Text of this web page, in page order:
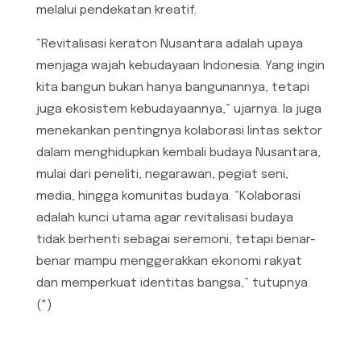
melalui pendekatan kreatif.
“Revitalisasi keraton Nusantara adalah upaya
menjaga wajah kebudayaan Indonesia. Yang ingin
kita bangun bukan hanya bangunannya, tetapi
juga ekosistem kebudayaannya,” ujarnya. Ia juga
menekankan pentingnya kolaborasi lintas sektor
dalam menghidupkan kembali budaya Nusantara,
mulai dari peneliti, negarawan, pegiat seni,
media, hingga komunitas budaya. “Kolaborasi
adalah kunci utama agar revitalisasi budaya
tidak berhenti sebagai seremoni, tetapi benar-
benar mampu menggerakkan ekonomi rakyat
dan memperkuat identitas bangsa,” tutupnya.
(*)